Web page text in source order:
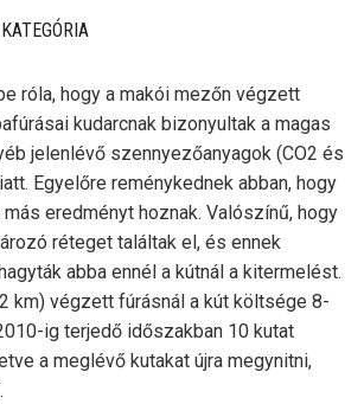
róla, hogy a makói mezőn végzett
kudarcnak bizonyultak a magas
jelenlévő szennyezőanyagok (CO2 és
Egyelőre reménykednek abban, hogy
eredményt hoznak. Valószínű, hogy
réteget találtak el, és ennek
abba ennél a kútnál a kitermelést.
km) végzett fúrásnál a kút költsége 8-
ig terjedő időszakban 10 kutat
a meglévő kutakat újra megynitni,